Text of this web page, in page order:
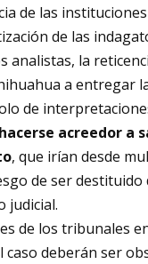
de las
de las
analistas, la
a entregar
de
hacerse acreedor a
, que irían desde
de ser destituido
judicial.
de los tribunales
caso deberán ser